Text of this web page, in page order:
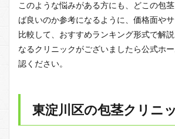
このような悩みがある方にも、どこの包
ば良いのか参考になるように、価格面や
比較して、おすすめランキング形式で解
なるクリニックがございましたら公式ホ
認ください。
東淀川区の包茎クリニ